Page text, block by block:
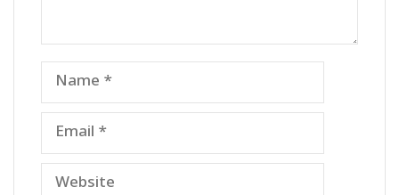
Name
Email
Website